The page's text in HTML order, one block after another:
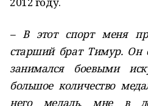
– В этот спорт меня
старший брат Тимур. Он
занимался боевыми
большое количество
него медаль, мне в